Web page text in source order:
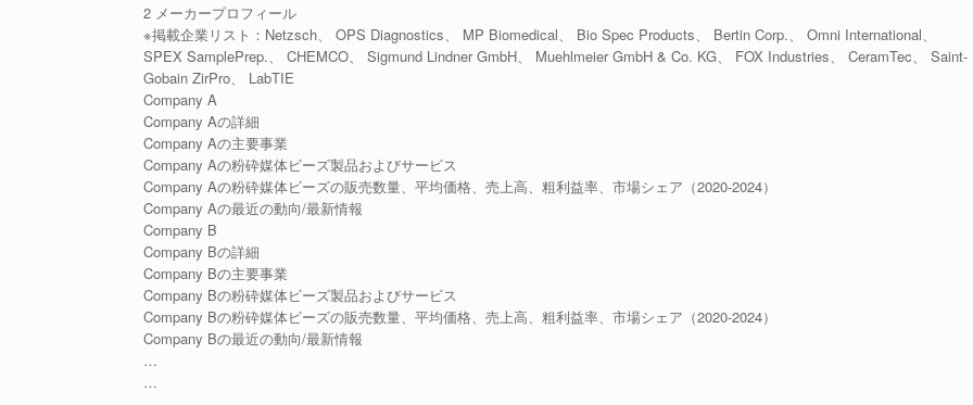
2 メーカープロフィール
※掲載企業リスト：Netzsch、 OPS Diagnostics、 MP Biomedical、 Bio Spec Products、 Bertin Corp.、 Omni International、
SPEX SamplePrep.、 CHEMCO、 Sigmund Lindner GmbH、 Muehlmeier GmbH & Co. KG、 FOX Industries、 CeramTec、 Saint-
Gobain ZirPro、 LabTIE
Company A
Company Aの詳細
Company Aの主要事業
Company Aの粉砕媒体ビーズ製品およびサービス
Company Aの粉砕媒体ビーズの販売数量、平均価格、売上高、粗利益率、市場シェア（2020-2024）
Company Aの最近の動向/最新情報
Company B
Company Bの詳細
Company Bの主要事業
Company Bの粉砕媒体ビーズ製品およびサービス
Company Bの粉砕媒体ビーズの販売数量、平均価格、売上高、粗利益率、市場シェア（2020-2024）
Company Bの最近の動向/最新情報
…
…